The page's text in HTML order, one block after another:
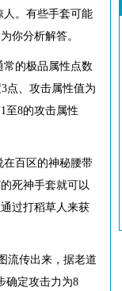
人。有些手套可能
你分析解答。
的极品属性点数
点、攻击属性值为
至8的攻击属性
在百区的神秘腰带
死神手套就可以
过打稻草人来获
流传出来，据老道
确定攻击力为8